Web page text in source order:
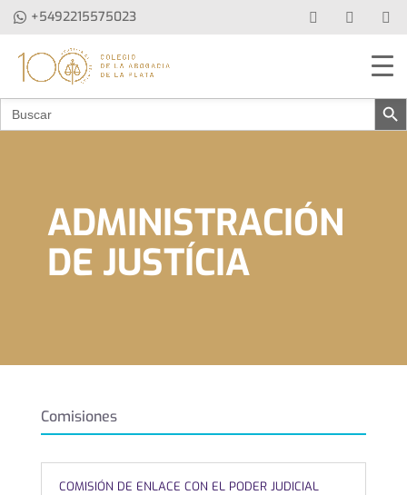
+5492215575023
Buscar: Botón de
ADMINISTRACIÓN
DE JUSTÍCIA
Comisiones
COMISIÓN DE ENLACE CON EL PODER JUDICIAL